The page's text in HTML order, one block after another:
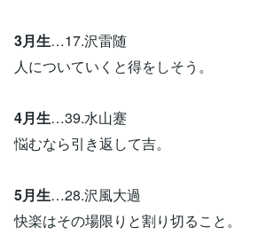
3月生…17.沢雷随
人についていくと得をしそう。
4月生…39.水山蹇
悩むなら引き返して吉。
5月生…28.沢風大過
快楽はその場限りと割り切ること。